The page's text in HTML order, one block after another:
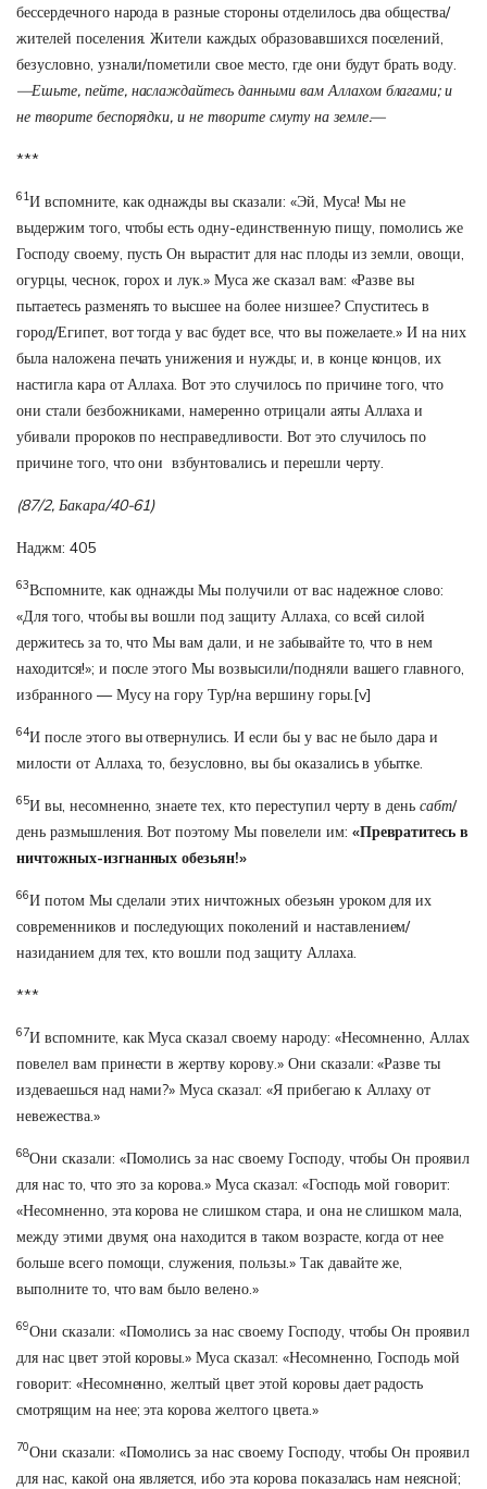
бессердечного народа в разные стороны отделилось два общества/
жителей поселения. Жители каждых образовавшихся поселений,
безусловно, узнали/пометили свое место, где они будут брать воду.
—Ешьте, пейте, наслаждайтесь данными вам Аллахом благами; и
не творите беспорядки, и не творите смуту на земле.—
***
61И вспомните, как однажды вы сказали: «Эй, Муса! Мы не
выдержим того, чтобы есть одну-единственную пищу, помолись же
Господу своему, пусть Он вырастит для нас плоды из земли, овощи,
огурцы, чеснок, горох и лук.» Муса же сказал вам: «Разве вы
пытаетесь разменять то высшее на более низшее? Спуститесь в
город/Египет, вот тогда у вас будет все, что вы пожелаете.» И на них
была наложена печать унижения и нужды; и, в конце концов, их
настигла кара от Аллаха. Вот это случилось по причине того, что
они стали безбожниками, намеренно отрицали аяты Аллаха и
убивали пророков по несправедливости. Вот это случилось по
причине того, что они взбунтовались и перешли черту.
(87/2, Бакара/40-61)
Наджм: 405
63Вспомните, как однажды Мы получили от вас надежное слово:
«Для того, чтобы вы вошли под защиту Аллаха, со всей силой
держитесь за то, что Мы вам дали, и не забывайте то, что в нем
находится!»; и после этого Мы возвысили/подняли вашего главного,
избранного — Мусу на гору Тур/на вершину горы.[v]
64И после этого вы отвернулись. И если бы у вас не было дара и
милости от Аллаха, то, безусловно, вы бы оказались в убытке.
65И вы, несомненно, знаете тех, кто переступил черту в деньсабт/
день размышления. Вот поэтому Мы повелели им: «Превратитесь в
ничтожных-изгнанных обезьян!»
66И потом Мы сделали этих ничтожных обезьян уроком для их
современников и последующих поколений и наставлением/
назиданием для тех, кто вошли под защиту Аллаха.
***
67И вспомните, как Муса сказал своему народу: «Несомненно, Аллах
повелел вам принести в жертву корову.» Они сказали: «Разве ты
издеваешься над нами?» Муса сказал: «Я прибегаю к Аллаху от
невежества.»
68Они сказали: «Помолись за нас своему Господу, чтобы Он проявил
для нас то, что это за корова.» Муса сказал: «Господь мой говорит:
«Несомненно, эта корова не слишком стара, и она не слишком мала,
между этими двумя; она находится в таком возрасте, когда от нее
больше всего помощи, служения, пользы.» Так давайте же,
выполните то, что вам было велено.»
69Они сказали: «Помолись за нас своему Господу, чтобы Он проявил
для нас цвет этой коровы.» Муса сказал: «Несомненно, Господь мой
говорит: «Несомненно, желтый цвет этой коровы дает радость
смотрящим на нее; эта корова желтого цвета.»
70Они сказали: «Помолись за нас своему Господу, чтобы Он проявил
для нас, какой она является, ибо эта корова показалась нам неясной;